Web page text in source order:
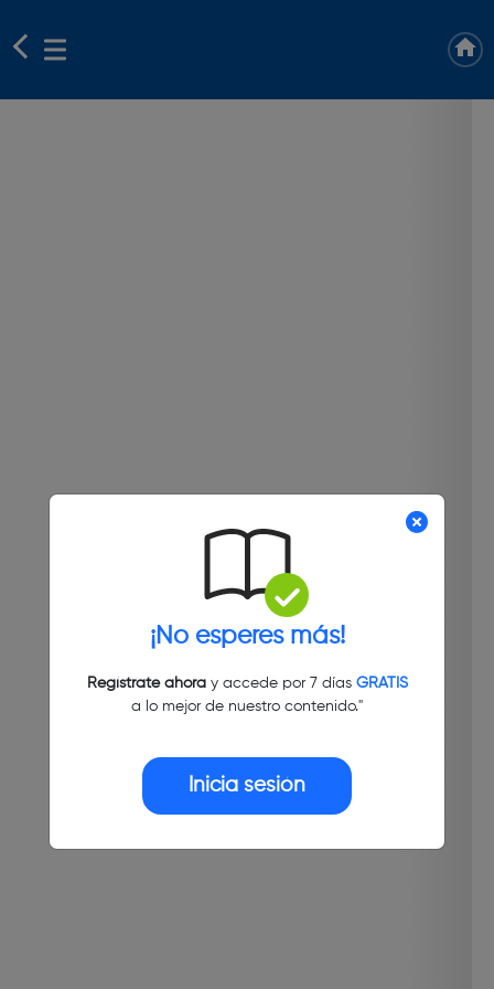
¡No esperes más!
Regístrate ahoray accede por 7 días GRATIS
a lo mejor de nuestro contenido."
Inicia sesión